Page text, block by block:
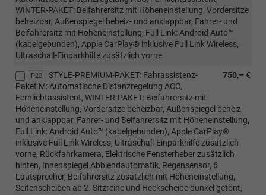
WINTER-PAKET: Beifahrersitz mit Höheneinstellung, Vordersitze
beheizbar, Außenspiegel beheiz- und anklappbar, Fahrer- und
Beifahrersitz mit Höheneinstellung, Full Link: Android Auto™
(kabelgebunden), Apple CarPlay® inklusive Full Link Wireless,
Ultraschall-Einparkhilfe zusätzlich vorne
P22 750,– €
STYLE-PREMIUM-PAKET: Fahrassistenz-
Paket M: Automatische Distanzregelung ACC,
Fernlichtassistent, WINTER-PAKET: Beifahrersitz mit
Höheneinstellung, Vordersitze beheizbar, Außenspiegel beheiz-
und anklappbar, Fahrer- und Beifahrersitz mit Höheneinstellung,
Full Link: Android Auto™ (kabelgebunden), Apple CarPlay®
inklusive Full Link Wireless, Ultraschall-Einparkhilfe zusätzlich
vorne, Rückfahrkamera, Elektrische Fensterheber zusätzlich
hinten, Innenspiegel Abblendautomatik, Regensensor, 6
Lautsprecher, Beifahrersitz zusätzlich mit Höheneinstellung,
Seitenscheiben ab 2. Sitzreihe und Heckscheibe dunkel getönt,